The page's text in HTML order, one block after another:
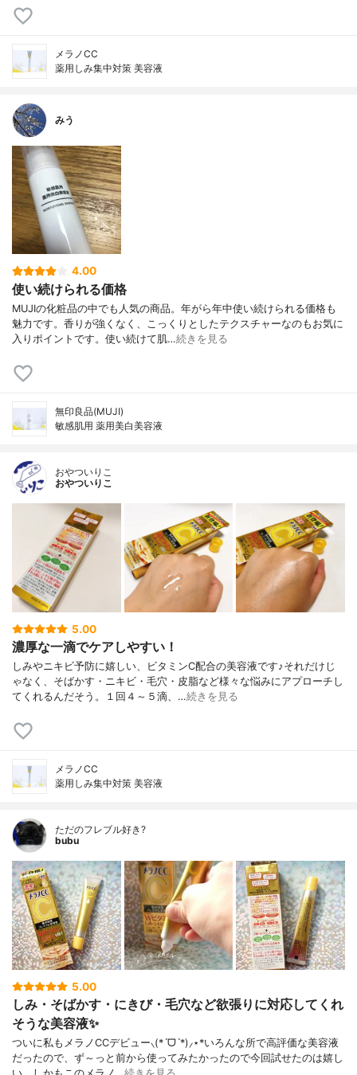
メラノCC
薬用しみ集中対策 美容液
みう
4.00
使い続けられる価格
MUJIの化粧品の中でも人気の商品。年がら年中使い続けられる価格も
魅力です。香りが強くなく、こっくりとしたテクスチャーなのもお気に
入りポイントです。使い続けて肌…続きを見る
無印良品(MUJI)
敏感肌用 薬用美白美容液
おやついりこ
おやついりこ
5.00
濃厚な一滴でケアしやすい！
しみやニキビ予防に嬉しい、ビタミンC配合の美容液です♪それだけじ
ゃなく、そばかす・ニキビ・毛穴・皮脂など様々な悩みにアプローチし
てくれるんだそう。１回４～５滴、…続きを見る
メラノCC
薬用しみ集中対策 美容液
ただのフレブル好き?
bubu
5.00
しみ・そばかす・にきび・毛穴など欲張りに対応してくれ
そうな美容液✨
ついに私もメラノCCデビュー⸜(*ˊᗜˋ*)⸝⋆*いろんな所で高評価な美容液
だったので、ず～っと前から使ってみたかったので今回試せたのは嬉し